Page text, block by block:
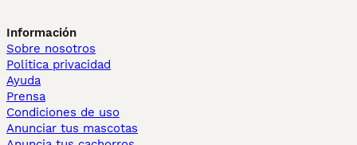
Información
Sobre nosotros
Politica privacidad
Ayuda
Prensa
Condiciones de uso
Anunciar tus mascotas